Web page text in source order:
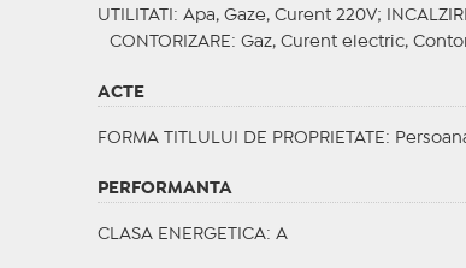
UTILITATI : Apa, Gaze, Curent 220V;
CONTORIZARE : Gaz, Curent electric,
ACTE
FORMA TITLULUI DE PROPRIETATE :
PERFORMANTA
CLASA ENERGETICA: A